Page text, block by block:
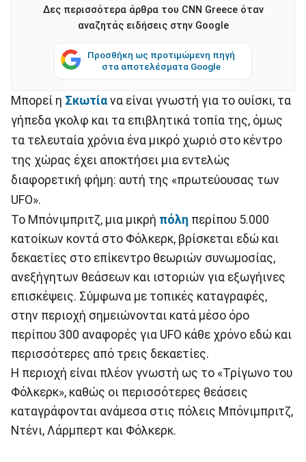
Δες περισσότερα άρθρα του CNN Greece όταν
αναζητάς ειδήσεις στην Google
Προσθήκη ως προτιμώμενη πηγή
στα αποτελέσματα Google
Μπορεί η Σκωτία να είναι γνωστή για το ουίσκι, τα
γήπεδα γκολφ και τα επιβλητικά τοπία της, όμως
τα τελευταία χρόνια ένα μικρό χωριό στο κέντρο
της χώρας έχει αποκτήσει μια εντελώς
διαφορετική φήμη: αυτή της «πρωτεύουσας των
UFO».
Το Μπόνιμπριτζ, μια μικρή πόλη περίπου 5.000
κατοίκων κοντά στο Φόλκερκ, βρίσκεται εδώ και
δεκαετίες στο επίκεντρο θεωριών συνωμοσίας,
ανεξήγητων θεάσεων και ιστοριών για εξωγήινες
επισκέψεις. Σύμφωνα με τοπικές καταγραφές,
στην περιοχή σημειώνονται κατά μέσο όρο
περίπου 300 αναφορές για UFO κάθε χρόνο εδώ και
περισσότερες από τρεις δεκαετίες.
Η περιοχή είναι πλέον γνωστή ως το «Τρίγωνο του
Φόλκερκ», καθώς οι περισσότερες θεάσεις
καταγράφονται ανάμεσα στις πόλεις Μπόνιμπριτζ,
Ντένι, Λάρμπερτ και Φόλκερκ.